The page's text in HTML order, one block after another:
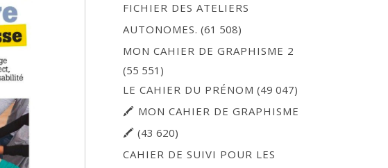
FICHIER DES ATELIERS
AUTONOMES. (61 508)
MON CAHIER DE GRAPHISME 2
(55 551)
LE CAHIER DU PRÉNOM (49 047)
🖍 MON CAHIER DE GRAPHISME
🖍 (43 620)
CAHIER DE SUIVI POUR LES